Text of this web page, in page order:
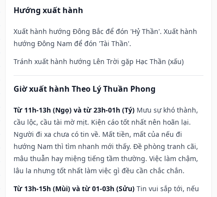
Hướng xuất hành
Xuất hành hướng Đông Bắc để đón 'Hỷ Thần'. Xuất hành
hướng Đông Nam để đón 'Tài Thần'.
Tránh xuất hành hướng Lên Trời gặp Hạc Thần (xấu)
Giờ xuất hành Theo Lý Thuần Phong
Từ 11h-13h (Ngọ) và từ 23h-01h (Tý) Mưu sự khó thành,
cầu lộc, cầu tài mờ mịt. Kiện cáo tốt nhất nên hoãn lại.
Người đi xa chưa có tin về. Mất tiền, mất của nếu đi
hướng Nam thì tìm nhanh mới thấy. Đề phòng tranh cãi,
mâu thuẫn hay miệng tiếng tầm thường. Việc làm chậm,
lâu la nhưng tốt nhất làm việc gì đều cần chắc chắn.
Từ 13h-15h (Mùi) và từ 01-03h (Sửu) Tin vui sắp tới, nếu